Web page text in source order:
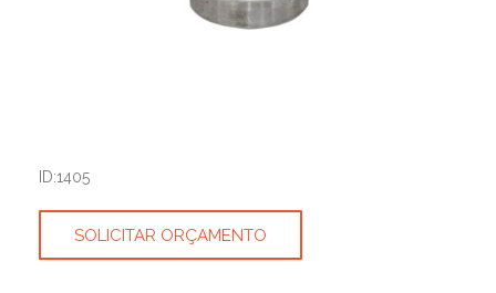
ID:1405
SOLICITAR ORÇAMENTO